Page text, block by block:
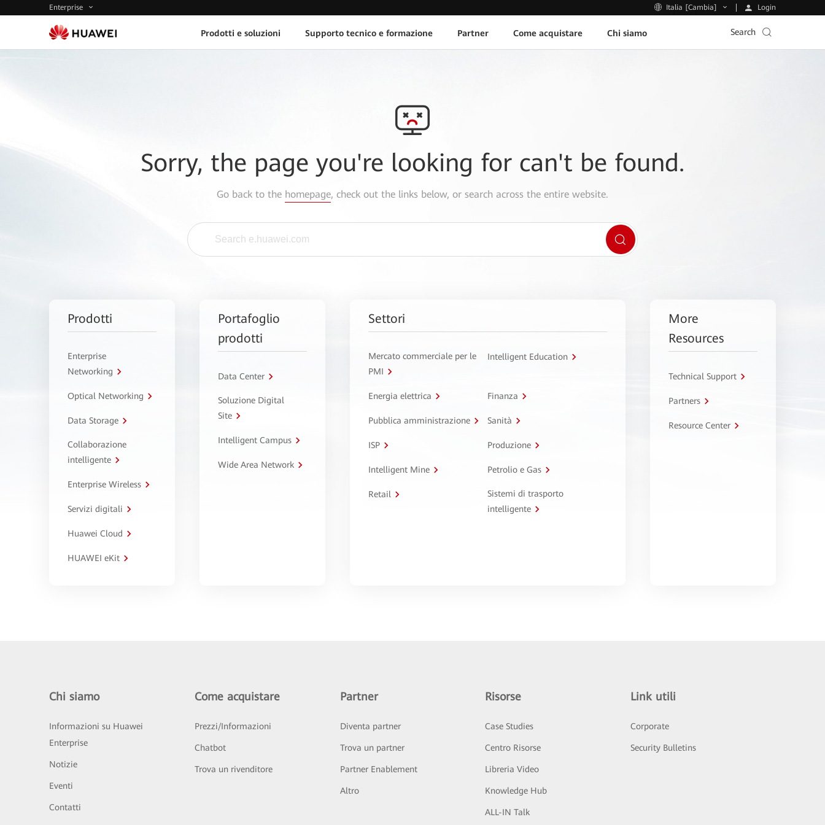
Enterprise Italia [Cambia] Login
Prodotti e soluzioni Supporto tecnico e formazione Partner Come acquistare Chi siamo Search
Sorry, the page you're looking for can't be found.
Go back to the homepage, check out the links below, or search across the entire website.
Prodotti
Enterprise
Networking
Optical Networking
Data Storage
Collaborazione
intelligente
Enterprise Wireless
Servizi digitali
Huawei Cloud
HUAWEI eKit
Portafoglio
prodotti
Data Center
Soluzione Digital
Site
Intelligent Campus
Wide Area Network
Settori
Mercato commerciale per le
PMI
Intelligent Education
Energia elettrica Finanza
Pubblica amministrazione Sanità
ISP Produzione
Intelligent Mine Petrolio e Gas
Retail
Sistemi di trasporto
intelligente
More
Resources
Technical Support
Partners
Resource Center
Chi siamo
Informazioni su Huawei
Enterprise
Notizie
Eventi
Contatti
Come acquistare
Prezzi/Informazioni
Chatbot
Trova un rivenditore
Partner
Diventa partner
Trova un partner
Partner Enablement
Altro
Risorse
Case Studies
Centro Risorse
Libreria Video
Knowledge Hub
ALL-IN Talk
Link utili
Corporate
Security Bulletins